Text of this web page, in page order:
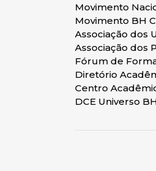
Movimento
Movimento BH
Associação dos
Associação dos
Fórum de
Diretório
Centro
DCE Universo